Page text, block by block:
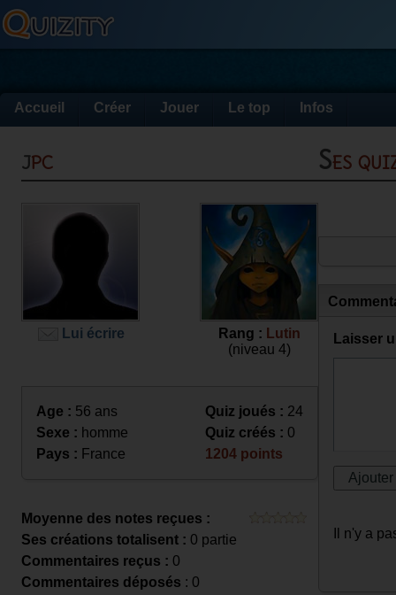
Accueil Créer Jouer Le top Infos
jpc
Lui écrire Rang : Lutin
(niveau 4)
Age : 56 ans
Sexe : homme
Pays : France
Quiz joués : 24
Quiz créés : 0
1204 points
Moyenne des notes reçues :
Ses créations totalisent : 0 partie
Commentaires reçus : 0
Commentaires déposés : 0
Ses
Laisser
Il n'y a